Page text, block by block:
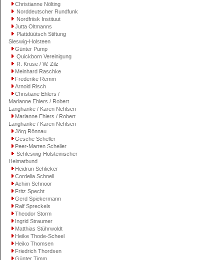
Christianne Nölting
Norddeutscher Rundfunk
Nordfriisk Instituut
Jutta Oltmanns
Plattdüütsch Stiftung
Sleswig-Holsteen
Günter Pump
Quickborn Vereinigung
R. Kruse / W. Zilz
Meinhard Raschke
Frederike Remm
Arnold Risch
Christiane Ehlers /
Marianne Ehlers / Robert
Langhanke / Karen Nehlsen
Marianne Ehlers / Robert
Langhanke / Karen Nehlsen
Jörg Rönnau
Gesche Scheller
Peer-Marten Scheller
Schleswig-Holsteinischer
Heimatbund
Heidrun Schlieker
Cordelia Schnell
Achim Schnoor
Fritz Specht
Gerd Spiekermann
Ralf Spreckels
Theodor Storm
Ingrid Straumer
Matthias Stührwoldt
Heike Thode-Scheel
Heiko Thomsen
Friedrich Thordsen
Günter Timm